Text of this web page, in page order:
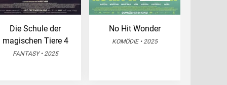
Die Schule der
magischen Tiere 4
FANTASY • 2025
No Hit Wonder
KOMÖDIE • 2025